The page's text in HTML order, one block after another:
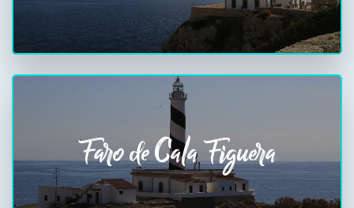
Faro de Cala Figuera